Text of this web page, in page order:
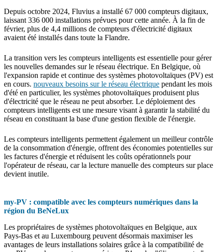
Depuis octobre 2024, Fluvius a installé 67 000 compteurs digitaux,
laissant 336 000 installations prévues pour cette année. À la fin de
février, plus de 4,4 millions de compteurs d'électricité digitaux
avaient été installés dans toute la Flandre.
La transition vers les compteurs intelligents est essentielle pour gérer
les nouvelles demandes sur le réseau électrique. En Belgique, où
l'expansion rapide et continue des systèmes photovoltaïques (PV) est
en cours. nouveaux besoins sur le réseau électrique pendant les mois
d'été en particulier, les systèmes photovoltaïques produisent plus
d'électricité que le réseau ne peut absorber. Le déploiement des
compteurs intelligents est une mesure visant à garantir la stabilité du
réseau en constituant la base d'une gestion flexible de l'énergie.
Les compteurs intelligents permettent également un meilleur contrôle
de la consommation d'énergie, offrent des économies potentielles sur
les factures d'énergie et réduisent les coûts opérationnels pour
l'opérateur de réseau, car la lecture manuelle des compteurs sur place
devient inutile.
my-PV : compatible avec les compteurs numériques dans la
région du BeNeLux
Les propriétaires de systèmes photovoltaïques en Belgique, aux
Pays-Bas et au Luxembourg peuvent désormais maximiser les
avantages de leurs installations solaires grâce à la compatibilité de